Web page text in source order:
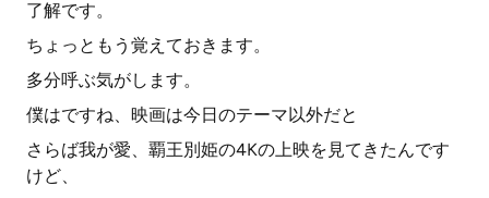
了解です。
ちょっともう覚えておきます。
多分呼ぶ気がします。
僕はですね、映画は今日のテーマ以外だと
さらば我が愛、覇王別姫の4Kの上映を見てきたんです
けど、